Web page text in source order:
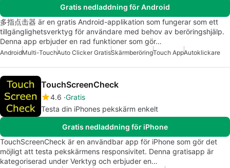
Gratis nedladdning för Android
多指点击器 är en gratis Android-applikation som fungerar som ett
tillgänglighetsverktyg för användare med behov av beröringshjälp.
Denna app erbjuder en rad funktioner som gör…
AndroidMulti-TouchAuto Clicker GratisSkärmberöringTouch AppAutoklickare
TouchScreenCheck
4.6 Gratis
Testa din iPhones pekskärm enkelt
Gratis nedladdning för iPhone
TouchScreenCheck är en användbar app för iPhone som gör det
möjligt att testa pekskärmens responsivitet. Denna gratisapp är
kategoriserad under Verktyg och erbjuder en…